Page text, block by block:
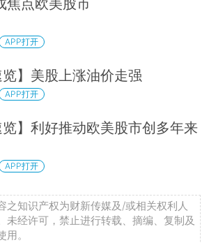
APP打开
览】美股上涨油价走强
APP打开
览】利好推动欧美股市创多年来
APP打开
之知识产权为财新传媒及/或相关权利人
未经许可，禁止进行转载、摘编、复制及
。